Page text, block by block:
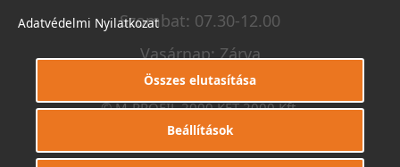
Szombat: 07.30-12.00
Vasárnap: Zárva
© M-PROFIL 2000 KFT 2000 Kft.
Minden jog fenntartva.
KészítetteI.T.C. Kft.
Adatvédelmi Nyilatkozat
Összes elutasítása
Beállítások